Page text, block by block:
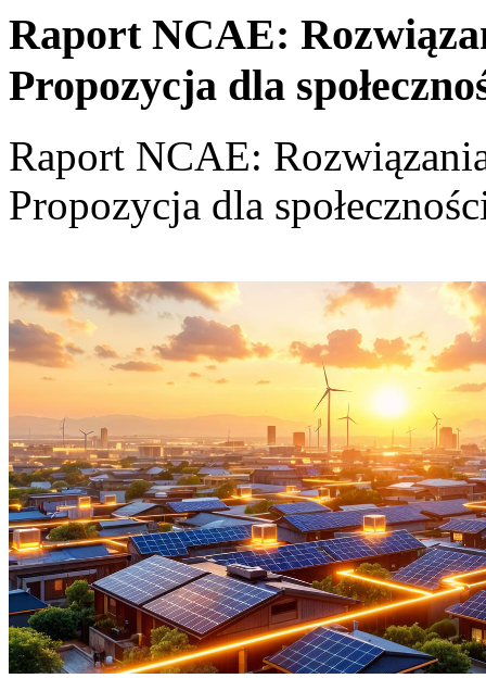
Raport NCAE:
Propozycja dla
Raport NCAE:
Propozycja dla